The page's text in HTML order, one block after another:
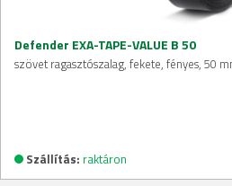
Defender EXA-TAPE-VALUE B 50
szövet ragasztószalag, fekete, fényes, 50
Szállítás: raktáron